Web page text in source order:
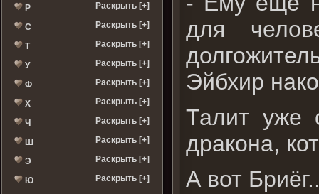
Р Раскрыть [+]
С Раскрыть [+]
Т Раскрыть [+]
У Раскрыть [+]
Ф Раскрыть [+]
Х Раскрыть [+]
Ч Раскрыть [+]
Ш Раскрыть [+]
Э Раскрыть [+]
Ю Раскрыть [+]
для
Эйбхир
Талит уже
дракона,
А вот